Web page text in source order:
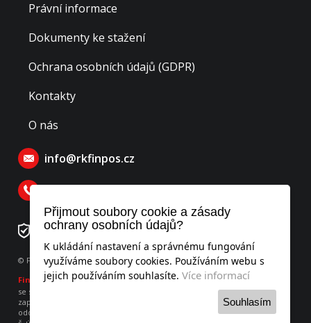
Přijmout soubory cookie a zásady
ochrany osobních údajů?
K ukládání nastavení a správnému fungování
využíváme soubory cookies. Používáním webu s
jejich používáním souhlasíte. Více informací
Souhlasím
Právní informace
Dokumenty ke stažení
Ochrana osobních údajů (GDPR)
Kontakty
O nás
info@rkfinpos.cz
Číslo rezervačního účtu: 276478195/0300
© Finpos realitní kancelář s.r.o., všechna práva vyhrazena
Finposrealitní kancelář s.r.o.
se sídlem Hodějovského 541, Benešov 256 01, IČO: 052 53 951
zapsaná v obchodním rejstříku vedeného u Městského soudu v Praze,
oddíl C, vložka 260736